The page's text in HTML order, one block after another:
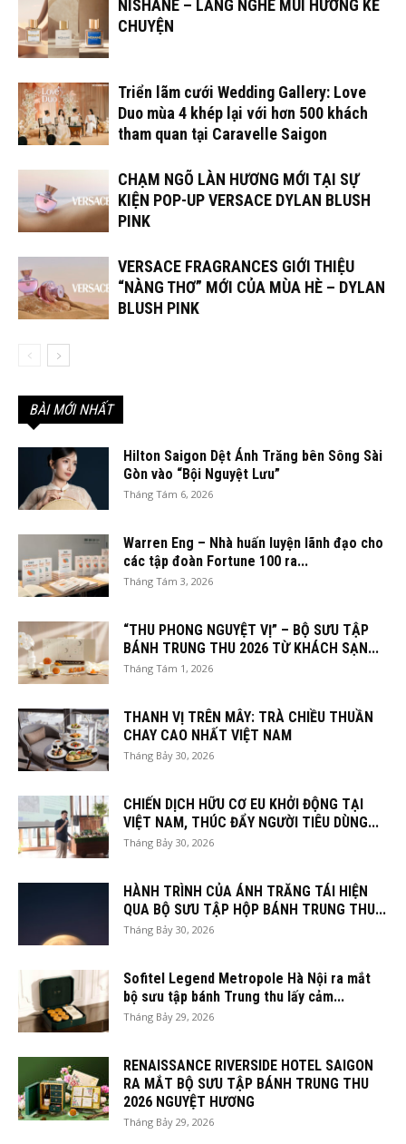
NISHANE – LẮNG NGHE MÙI HƯƠNG KỂ
CHUYỆN
Triển lãm cưới Wedding Gallery: Love
Duo mùa 4 khép lại với hơn 500 khách
tham quan tại Caravelle Saigon
CHẠM NGÕ LÀN HƯƠNG MỚI TẠI SỰ
KIỆN POP-UP VERSACE DYLAN BLUSH
PINK
VERSACE FRAGRANCES GIỚI THIỆU
“NÀNG THƠ” MỚI CỦA MÙA HÈ – DYLAN
BLUSH PINK
BÀI MỚI NHẤT
Hilton Saigon Dệt Ánh Trăng bên Sông Sài
Gòn vào “Bội Nguyệt Lưu”
Tháng Tám 6, 2026
Warren Eng – Nhà huấn luyện lãnh đạo cho
các tập đoàn Fortune 100 ra...
Tháng Tám 3, 2026
“THU PHONG NGUYỆT VỊ” – BỘ SƯU TẬP
BÁNH TRUNG THU 2026 TỪ KHÁCH SẠN...
Tháng Tám 1, 2026
THANH VỊ TRÊN MÂY: TRÀ CHIỀU THUẦN
CHAY CAO NHẤT VIỆT NAM
Tháng Bảy 30, 2026
CHIẾN DỊCH HỮU CƠ EU KHỞI ĐỘNG TẠI
VIỆT NAM, THÚC ĐẨY NGƯỜI TIÊU DÙNG...
Tháng Bảy 30, 2026
HÀNH TRÌNH CỦA ÁNH TRĂNG TÁI HIỆN
QUA BỘ SƯU TẬP HỘP BÁNH TRUNG THU...
Tháng Bảy 30, 2026
Sofitel Legend Metropole Hà Nội ra mắt
bộ sưu tập bánh Trung thu lấy cảm...
Tháng Bảy 29, 2026
RENAISSANCE RIVERSIDE HOTEL SAIGON
RA MẮT BỘ SƯU TẬP BÁNH TRUNG THU
2026 NGUYỆT HƯƠNG
Tháng Bảy 29, 2026